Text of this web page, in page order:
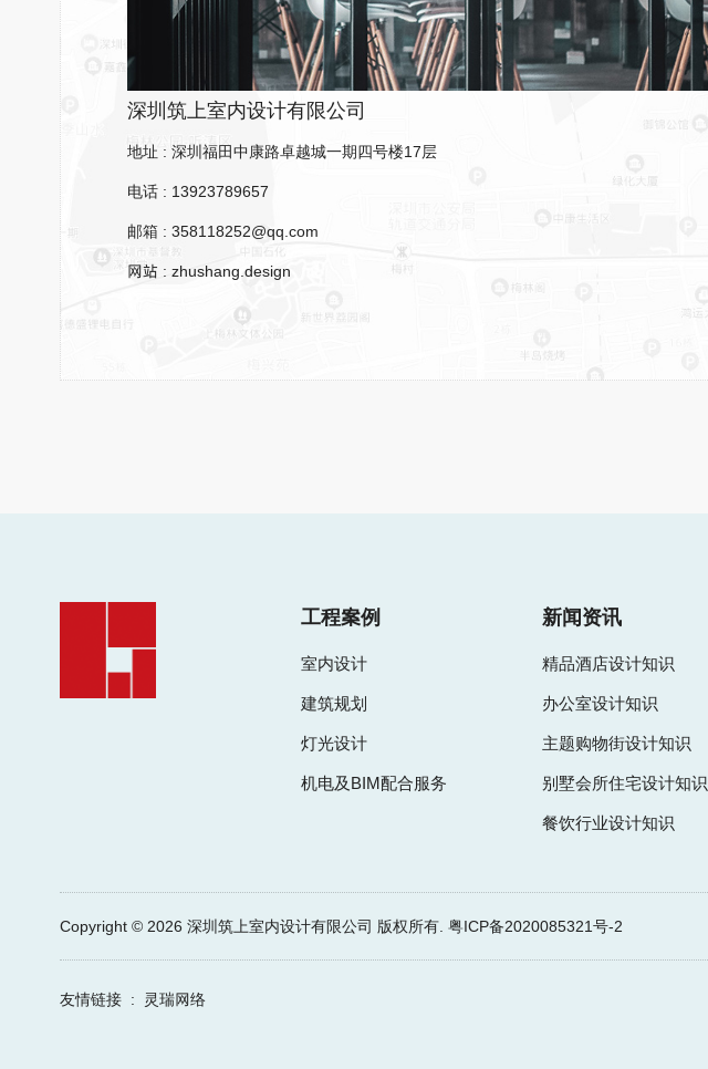
深圳筑上室内设计有限公司
地址 : 深圳福田中康路卓越城一期四号楼17层
电话 : 13923789657
邮箱 : 358118252@qq.com
网站 : zhushang.design
工程案例
室内设计
建筑规划
灯光设计
机电及BIM配合服务
新闻资讯
精品酒店设计知识
办公室设计知识
主题购物街设计知识
别墅会所住宅设计知识
餐饮行业设计知识
Copyright © 2026 深圳筑上室内设计有限公司 版权所有. 粤ICP备2020085321号-2
友情链接 : 灵瑞网络